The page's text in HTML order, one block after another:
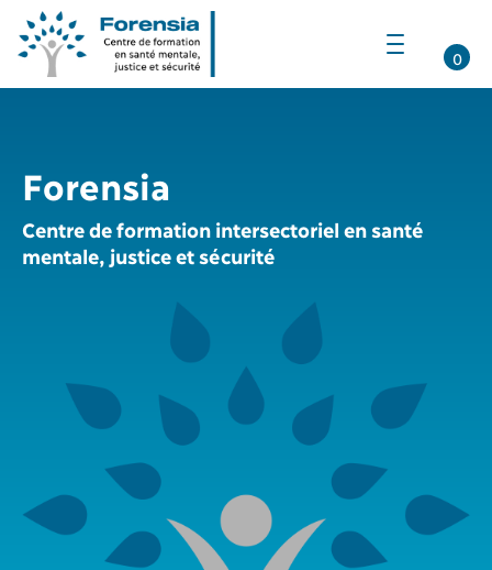
0
la
navigation
site
Forensia
Centre de formation intersectoriel en santé
mentale, justice et sécurité